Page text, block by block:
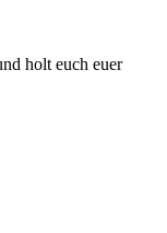
holt euch euer